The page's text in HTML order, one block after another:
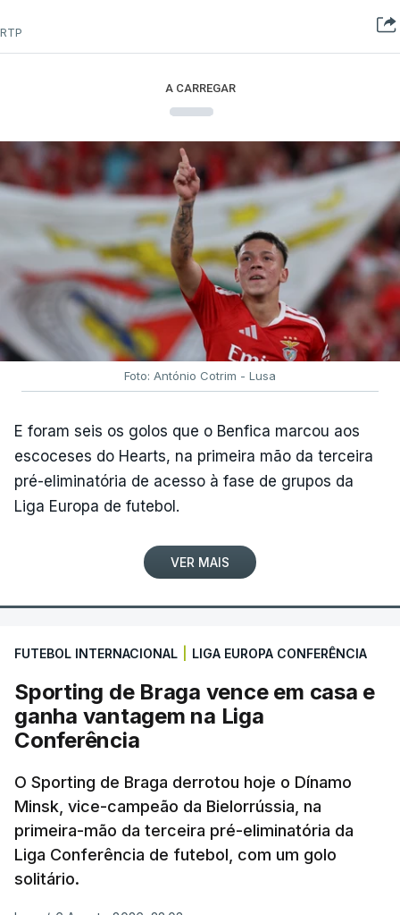
RTP
A CARREGAR
Foto: António Cotrim - Lusa
E foram seis os golos que o Benfica marcou aos
escoceses do Hearts, na primeira mão da terceira
pré-eliminatória de acesso à fase de grupos da
Liga Europa de futebol.
VER MAIS
FUTEBOL INTERNACIONAL LIGA EUROPA CONFERÊNCIA
Sporting de Braga vence em casa e
ganha vantagem na Liga
Conferência
O Sporting de Braga derrotou hoje o Dínamo
Minsk, vice-campeão da Bielorrússia, na
primeira-mão da terceira pré-eliminatória da
Liga Conferência de futebol, com um golo
solitário.